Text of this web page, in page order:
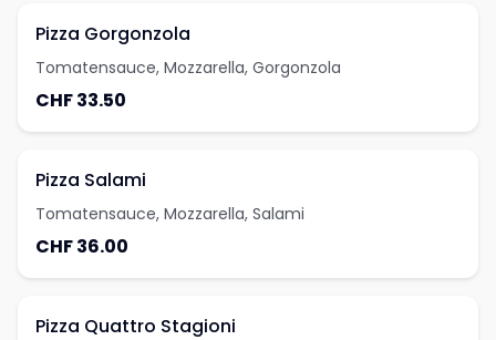
Pizza Gorgonzola
Tomatensauce, Mozzarella, Gorgonzola
CHF 33.50
Pizza Salami
Tomatensauce, Mozzarella, Salami
CHF 36.00
Pizza Quattro Stagioni